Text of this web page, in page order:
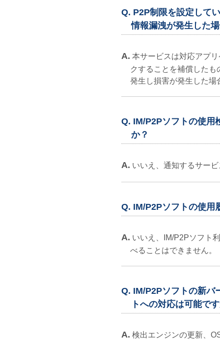
Q. P2P制限を設定して
情報漏洩が発生した
A. 本サービスは対応アプ
クすることを補償した
発生し損害が発生した場
Q. IM/P2Pソフトの使用
か？
A. いいえ、通知するサー
Q. IM/P2Pソフトの使用
A. いいえ、IM/P2Pソフト
べることはできません。
Q. IM/P2Pソフトの新バ
トへの対応は可能で
A. 検出エンジンの更新、